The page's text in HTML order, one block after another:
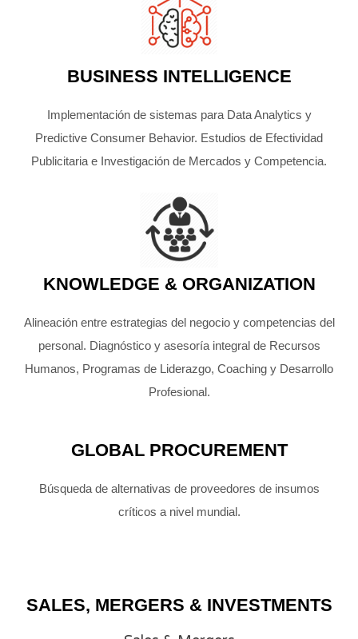
BUSINESS INTELLIGENCE
Implementación de sistemas para Data Analytics y
Predictive Consumer Behavior. Estudios de Efectividad
Publicitaria e Investigación de Mercados y Competencia.
KNOWLEDGE & ORGANIZATION
Alineación entre estrategias del negocio y competencias del
personal. Diagnóstico y asesoría integral de Recursos
Humanos, Programas de Liderazgo, Coaching y Desarrollo
Profesional.
GLOBAL PROCUREMENT
Búsqueda de alternativas de proveedores de insumos
críticos a nivel mundial.
SALES, MERGERS & INVESTMENTS